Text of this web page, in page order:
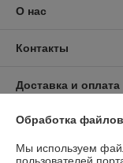
О нас
Контакты
Доставка и оплата
График работы
Полная версия
Обработка
Мы используем